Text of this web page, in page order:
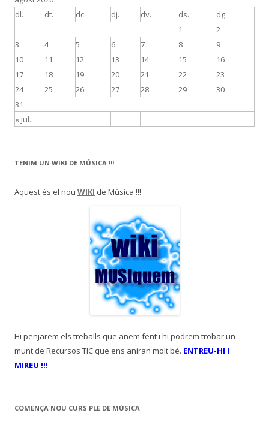
dl.
dt. dc. dj. dv. ds. dg.
« jul.
1
2
3
4 5 6 7 8
9
10
11 12 13 14 15
16
17
18 19 20 21 22
23
24
25 26 27 28 29
30
31
TENIM UN WIKI DE MÚSICA !!!
Aquest és el nou WIKI de Música !!!
Hi penjarem els treballs que anem fent i hi podrem trobar un
munt de Recursos TIC que ens aniran molt bé. ENTREU-HI I
MIREU !!!
COMENÇA NOU CURS PLE DE MÚSICA